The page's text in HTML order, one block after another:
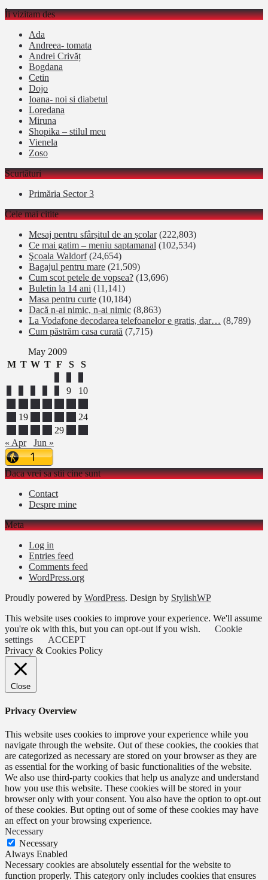
Îi vizitam des
Ada
Andreea- tomata
Andrei Crivăț
Bogdana
Cetin
Dojo
Ioana- noi si diabetul
Loredana
Miruna
Shopika – stilul meu
Vienela
Zoso
Scurtături
Primăria Sector 3
Cele mai citite
Mesaj pentru sfârșitul de an școlar (222,803)
Ce mai gatim – meniu saptamanal (102,534)
Şcoala Waldorf (24,654)
Bagajul pentru mare (21,509)
Cum scot petele de vopsea? (13,696)
Buletin la 14 ani (11,141)
Masa pentru curte (10,184)
Dacă n-ai nimic, n-ai nimic (8,863)
La Vodafone decodarea telefoanelor e gratis, dar… (8,789)
Cum păstrăm casa curată (7,715)
May 2009
M T W T F S
S
9
10
19
24
29
« Apr
Jun »
Daca vrei sa stii cine sunt
Contact
Despre mine
Meta
Log in
Entries feed
Comments feed
WordPress.org
Proudly powered by WordPress. Design by StylishWP
This website uses cookies to improve your experience. We'll assume
you're ok with this, but you can opt-out if you wish.
Cookie
settings
ACCEPT
Privacy & Cookies Policy
Close
Privacy Overview
This website uses cookies to improve your experience while you
navigate through the website. Out of these cookies, the cookies that
are categorized as necessary are stored on your browser as they are
as essential for the working of basic functionalities of the website.
We also use third-party cookies that help us analyze and understand
how you use this website. These cookies will be stored in your
browser only with your consent. You also have the option to opt-out
of these cookies. But opting out of some of these cookies may have
an effect on your browsing experience.
Necessary
Necessary
Always Enabled
Necessary cookies are absolutely essential for the website to
function properly. This category only includes cookies that ensures